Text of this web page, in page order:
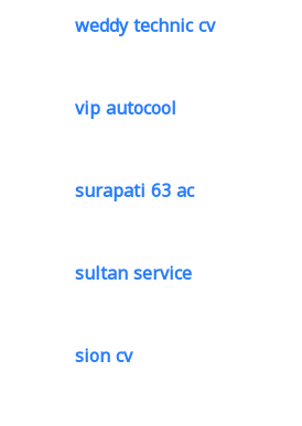
weddy technic cv
vip autocool
surapati 63 ac
sultan service
sion cv